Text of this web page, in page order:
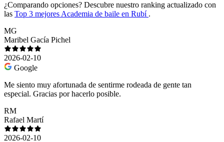
¿Comparando opciones? Descubre nuestro ranking actualizado con
las Top 3 mejores Academia de baile en Rubí .
MG
Maribel Gacía Pichel
2026-02-10
Google
Me siento muy afortunada de sentirme rodeada de gente tan
especial. Gracias por hacerlo posible.
RM
Rafael Martí
2026-02-10